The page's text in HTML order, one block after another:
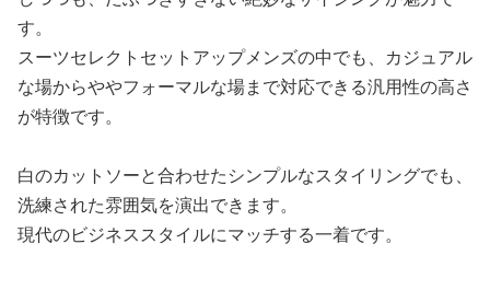
す。
スーツセレクトセットアップメンズの中でも、カジュアル
な場からややフォーマルな場まで対応できる汎用性の高さ
が特徴です。
白のカットソーと合わせたシンプルなスタイリングでも、
洗練された雰囲気を演出できます。
現代のビジネススタイルにマッチする一着です。